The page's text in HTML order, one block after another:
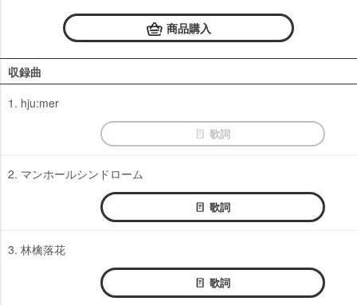
商品購入
収録曲
1. hju:mer
歌詞
2. マンホールシンドローム
歌詞
3. 林檎落花
歌詞